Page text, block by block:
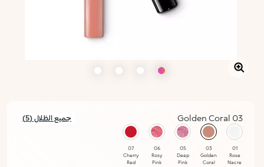
03 Golden Coral جميع الظلال (5)
01
Rose
Nacre
محدد
03
Golden
Coral
05
Deep
Pink
06
Rosy
Pink
07
Cherry
Red